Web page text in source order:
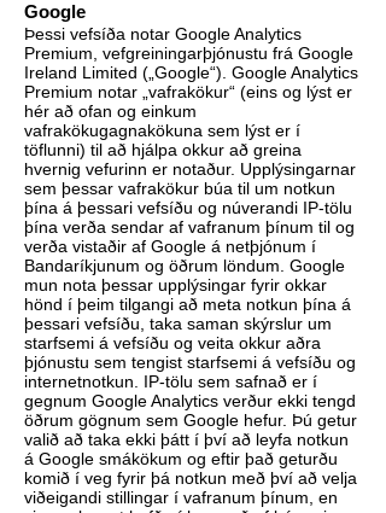
Google
Þessi vefsíða notar Google Analytics
Premium, vefgreiningarþjónustu frá Google
Ireland Limited („Google“). Google Analytics
Premium notar „vafrakökur“ (eins og lýst er
hér að ofan og einkum
vafrakökugagnakökuna sem lýst er í
töflunni) til að hjálpa okkur að greina
hvernig vefurinn er notaður. Upplýsingarnar
sem þessar vafrakökur búa til um notkun
þína á þessari vefsíðu og núverandi IP-tölu
þína verða sendar af vafranum þínum til og
verða vistaðir af Google á netþjónum í
Bandaríkjunum og öðrum löndum. Google
mun nota þessar upplýsingar fyrir okkar
hönd í þeim tilgangi að meta notkun þína á
þessari vefsíðu, taka saman skýrslur um
starfsemi á vefsíðu og veita okkur aðra
þjónustu sem tengist starfsemi á vefsíðu og
internetnotkun. IP-tölu sem safnað er í
gegnum Google Analytics verður ekki tengd
öðrum gögnum sem Google hefur. Þú getur
valið að taka ekki þátt í því að leyfa notkun
á Google smákökum og eftir það geturðu
komið í veg fyrir þá notkun með því að velja
viðeigandi stillingar í vafranum þínum, en